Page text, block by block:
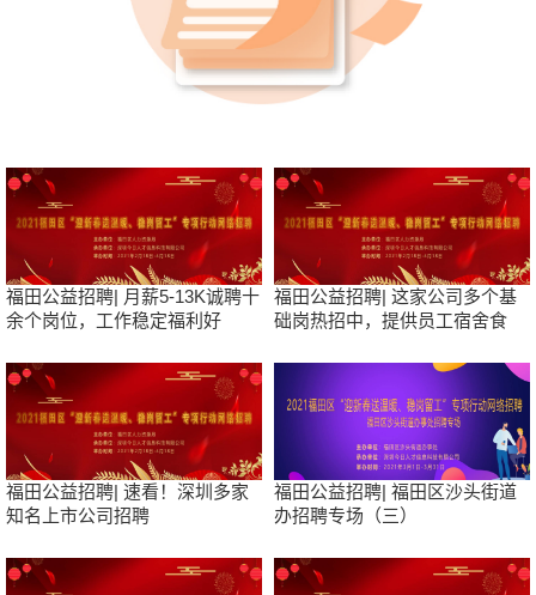
福田公益招聘| 月薪5-13K诚聘十
余个岗位，工作稳定福利好
福田公益招聘| 这家公司多个基
础岗热招中，提供员工宿舍食
福田公益招聘| 速看！深圳多家
知名上市公司招聘
福田公益招聘| 福田区沙头街道
办招聘专场（三）